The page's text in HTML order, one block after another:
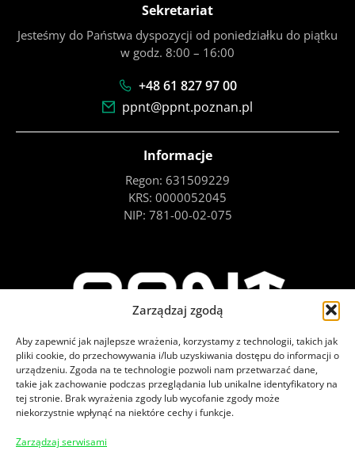
Zarządzaj zgodą
Aby zapewnić jak najlepsze wrażenia, korzystamy z technologii, takich jak
pliki cookie, do przechowywania i/lub uzyskiwania dostępu do informacji o
urządzeniu. Zgoda na te technologie pozwoli nam przetwarzać dane,
takie jak zachowanie podczas przeglądania lub unikalne identyfikatory na
tej stronie. Brak wyrażenia zgody lub wycofanie zgody może
niekorzystnie wpłynąć na niektóre cechy i funkcje.
Zarządzaj serwisami
Sekretariat
Jesteśmy do Państwa dyspozycji od poniedziałku do piątku
w godz. 8:00 – 16:00
+48 61 827 97 00
ppnt@ppnt.poznan.pl
Informacje
Regon: 631509229
KRS: 0000052045
NIP: 781-00-02-075
Zajrzyj na nasze social media